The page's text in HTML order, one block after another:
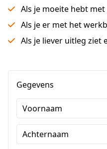
Als je moeite hebt met
Als je er met het
Als je liever uitleg ziet
Gegevens
Voornaam
Achternaam